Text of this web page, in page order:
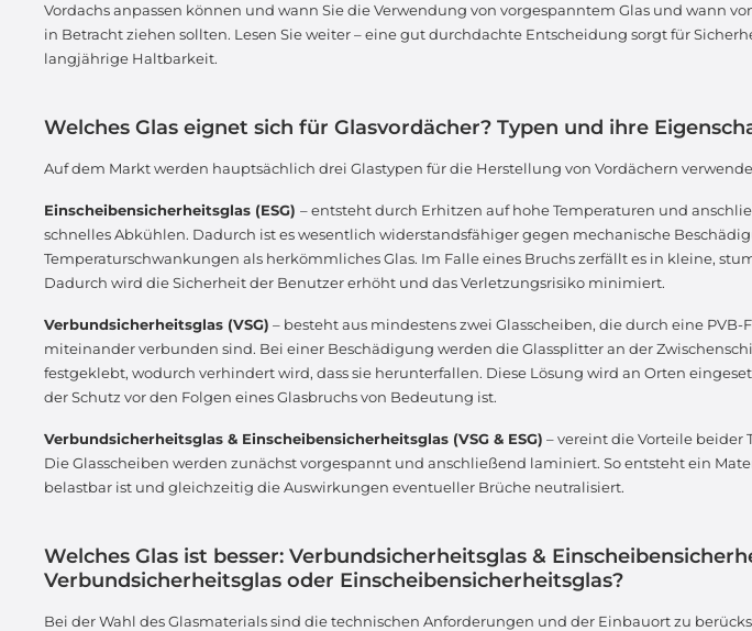
Vordachs anpassen können und wann Sie die Verwendung von vorgespanntem Glas und wann
in Betracht ziehen sollten. Lesen Sie weiter – eine gut durchdachte Entscheidung sorgt für
langjährige Haltbarkeit.
Welches Glas eignet sich für Glasvordächer? Typen und ihre
Auf dem Markt werden hauptsächlich drei Glastypen für die Herstellung von Vordächern
Einscheibensicherheitsglas (ESG) – entsteht durch Erhitzen auf hohe Temperaturen und
schnelles Abkühlen. Dadurch ist es wesentlich widerstandsfähiger gegen mechanische
Temperaturschwankungen als herkömmliches Glas. Im Falle eines Bruchs zerfällt es in kleine,
Dadurch wird die Sicherheit der Benutzer erhöht und das Verletzungsrisiko minimiert.
Verbundsicherheitsglas (VSG) – besteht aus mindestens zwei Glasscheiben, die durch eine PVB-
miteinander verbunden sind. Bei einer Beschädigung werden die Glassplitter an der
festgeklebt, wodurch verhindert wird, dass sie herunterfallen. Diese Lösung wird an Orten
der Schutz vor den Folgen eines Glasbruchs von Bedeutung ist.
Verbundsicherheitsglas & Einscheibensicherheitsglas (VSG & ESG) – vereint die Vorteile beider
Die Glasscheiben werden zunächst vorgespannt und anschließend laminiert. So entsteht ein
belastbar ist und gleichzeitig die Auswirkungen eventueller Brüche neutralisiert.
Welches Glas ist besser: Verbundsicherheitsglas &
Verbundsicherheitsglas oder Einscheibensicherheitsglas?
Bei der Wahl des Glasmaterials sind die technischen Anforderungen und der Einbauort zu